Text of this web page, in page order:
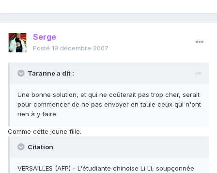
Serge
Posté 19 décembre 2007
Taranne a dit :
Une bonne solution, et qui ne coûterait pas trop cher, serait
pour commencer de ne pas envoyer en taule ceux qui n'ont
rien à y faire.
Comme cette jeune fille.
Citation
VERSAILLES (AFP) - L'étudiante chinoise Li Li, soupçonnée